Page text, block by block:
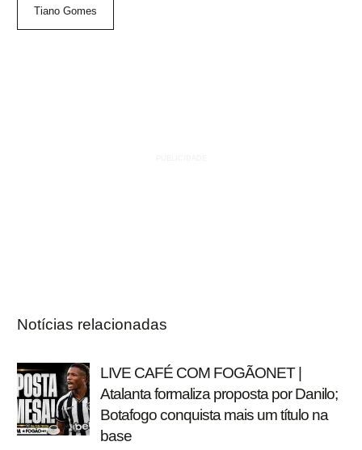
Tiano Gomes
Notícias relacionadas
LIVE CAFÉ COM FOGÃONET |
Atalanta formaliza proposta por Danilo;
Botafogo conquista mais um título na
base